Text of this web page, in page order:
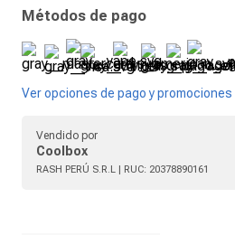
Métodos de pago
Ver opciones de pago y promociones
Vendido por
Coolbox
RASH PERÚ S.R.L | RUC: 20378890161